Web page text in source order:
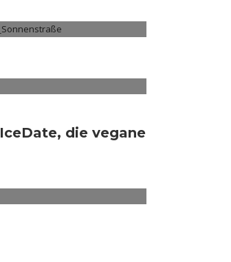
IceDate, die vegane